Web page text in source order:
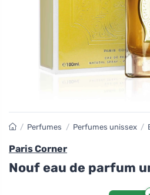
/ Perfumes / Perfumes unissex /
Paris Corner
Nouf eau de parfum